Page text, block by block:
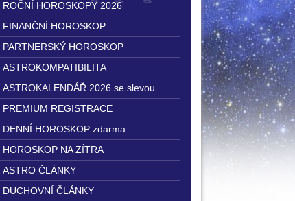
ROČNÍ HOROSKOPY 2026
FINANČNÍ HOROSKOP
PARTNERSKÝ HOROSKOP
ASTROKOMPATIBILITA
ASTROKALENDÁŘ 2026 se slevou
PREMIUM REGISTRACE
DENNÍ HOROSKOP zdarma
HOROSKOP NA ZÍTRA
ASTRO ČLÁNKY
DUCHOVNÍ ČLÁNKY